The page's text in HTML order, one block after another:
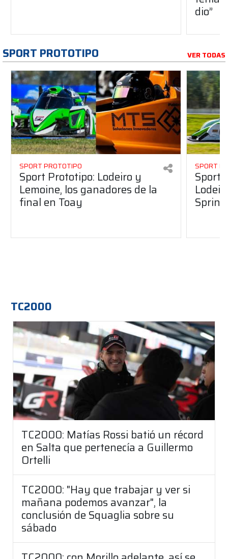
dio”
SPORT PROTOTIPO VER TODAS
SPORT PROTOTIPO
Sport Prototipo: Lodeiro y
Lemoine, los ganadores de la
final en Toay
SPORT
Sport
Sprint
TC2000
TC2000: Matías Rossi batió un récord
en Salta que pertenecía a Guillermo
Ortelli
TC2000: "Hay que trabajar y ver si
mañana podemos avanzar", la
conclusión de Squaglia sobre su
sábado